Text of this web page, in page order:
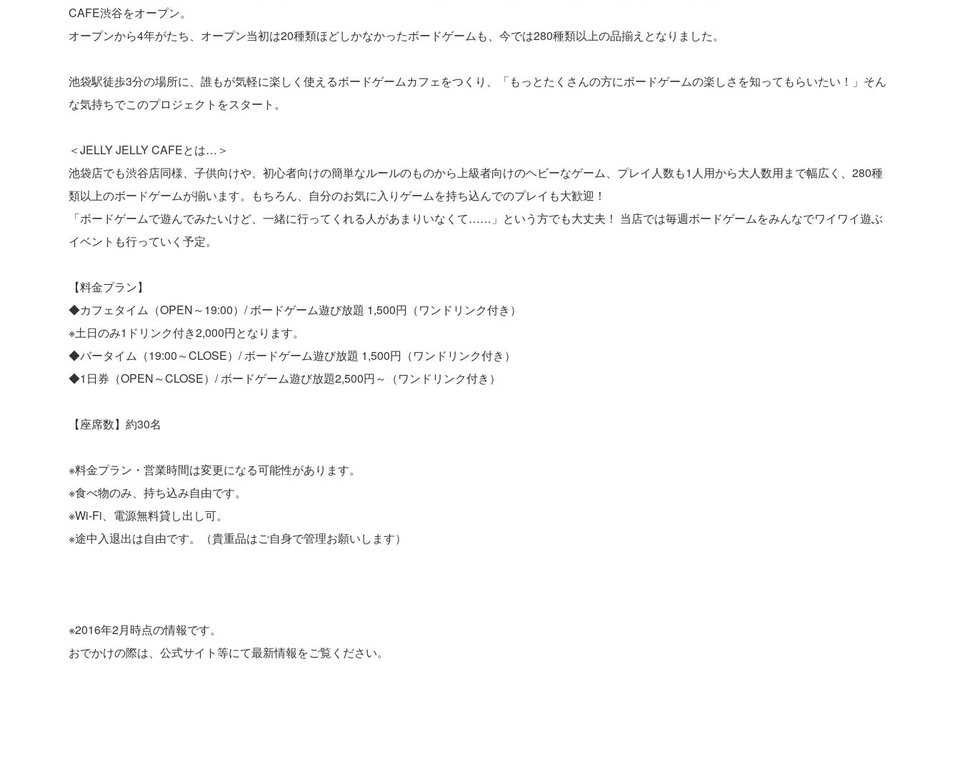
CAFE渋谷をオープン。
オープンから4年がたち、オープン当初は20種類ほどしかなかったボードゲームも、今では280種類以上の品揃えとなりました。
池袋駅徒歩3分の場所に、誰もが気軽に楽しく使えるボードゲームカフェをつくり、「もっとたくさんの方にボードゲームの楽しさを知ってもらいたい！」そん
な気持ちでこのプロジェクトをスタート。
＜JELLY JELLY CAFEとは…＞
池袋店でも渋谷店同様、子供向けや、初心者向けの簡単なルールのものから上級者向けのヘビーなゲーム、プレイ人数も1人用から大人数用まで幅広く、280種
類以上のボードゲームが揃います。もちろん、自分のお気に入りゲームを持ち込んでのプレイも大歓迎！
「ボードゲームで遊んでみたいけど、一緒に行ってくれる人があまりいなくて……」という方でも大丈夫！ 当店では毎週ボードゲームをみんなでワイワイ遊ぶ
イベントも行っていく予定。
【料金プラン】
◆カフェタイム（OPEN～19:00）/ ボードゲーム遊び放題 1,500円（ワンドリンク付き）
※土日のみ1ドリンク付き2,000円となります。
◆バータイム（19:00～CLOSE）/ ボードゲーム遊び放題 1,500円（ワンドリンク付き）
◆1日券（OPEN～CLOSE）/ ボードゲーム遊び放題2,500円～（ワンドリンク付き）
【座席数】約30名
※料金プラン・営業時間は変更になる可能性があります。
※食べ物のみ、持ち込み自由です。
※Wi-Fi、電源無料貸し出し可。
※途中入退出は自由です。（貴重品はご自身で管理お願いします）
※2016年2月時点の情報です。
おでかけの際は、公式サイト等にて最新情報をご覧ください。